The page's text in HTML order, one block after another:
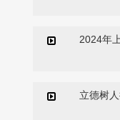
2024年
思政与
立德树
东师范